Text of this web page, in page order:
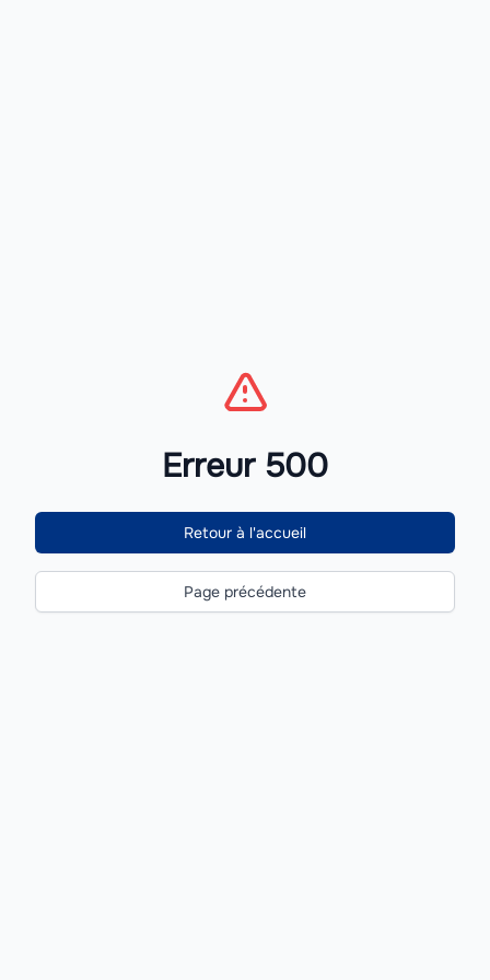
Erreur 500
Retour à l'accueil
Page précédente